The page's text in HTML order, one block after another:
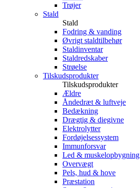
Trøjer
Stald
Stald
Fodring & vanding
Øvrigt staldtilbehør
Staldinventar
Staldredskaber
Strøelse
Tilskudsprodukter
Tilskudsprodukter
Ældre
Åndedræt & luftveje
Bedækning
Drægtig & diegivne
Elektrolytter
Fordøjelsessystem
Immunforsvar
Led & muskelopbygning
Overvægt
Pels, hud & hove
Præstation